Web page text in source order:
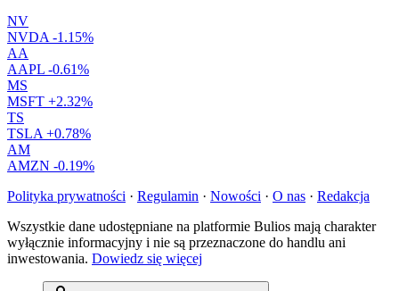
NV
NVDA -1.15%
AA
AAPL -0.61%
MS
MSFT +2.32%
TS
TSLA +0.78%
AM
AMZN -0.19%
Polityka prywatności · Regulamin · Nowości · O nas · Redakcja
Wszystkie dane udostępniane na platformie Bulios mają charakter
wyłącznie informacyjny i nie są przeznaczone do handlu ani
inwestowania. Dowiedz się więcej